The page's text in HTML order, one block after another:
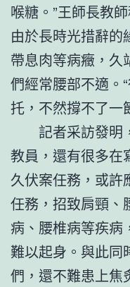
喉糖。”王師長教
由於長時光措辭的
帶息肉等病癥，久
們經常腰部不適。
托，不然撐不了一
記者采訪發明
教員，還有很多在
久伏案任務，或許
任務，招致肩頸、
病、腰椎病等疾病
難以起身。與此同
們，還不難患上焦